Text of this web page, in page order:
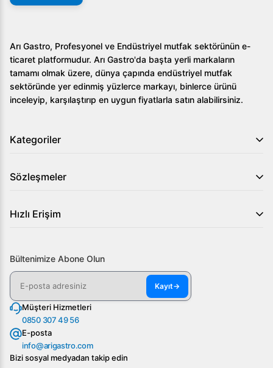
Arı Gastro, Profesyonel ve Endüstriyel mutfak sektörünün e-
ticaret platformudur. Arı Gastro'da başta yerli markaların
tamamı olmak üzere, dünya çapında endüstriyel mutfak
sektöründe yer edinmiş yüzlerce markayı, binlerce ürünü
inceleyip, karşılaştırıp en uygun fiyatlarla satın alabilirsiniz.
Kategoriler
Sözleşmeler
Hızlı Erişim
Bültenimize Abone Olun
Kayıt→
Müşteri Hizmetleri
0850 307 49 56
E-posta
info@arigastro.com
Bizi sosyal medyadan takip edin